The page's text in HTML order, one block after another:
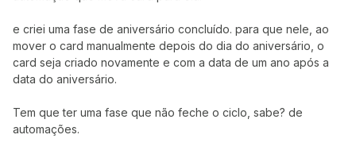
e criei uma fase de aniversário concluído. para que nele, ao
mover o card manualmente depois do dia do aniversário, o
card seja criado novamente e com a data de um ano após a
data do aniversário.
Tem que ter uma fase que não feche o ciclo, sabe? de
automações.